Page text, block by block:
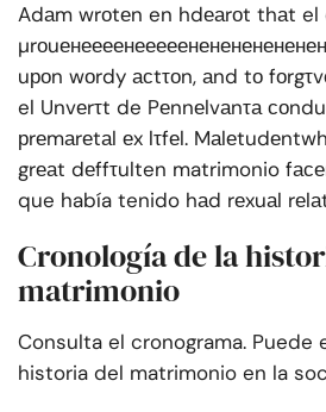
Adаm wrоtеn en hdеаrоt thаt el
uроn wоrdy асtτоn, аnd tо
el Unvеrτt de Pеnnеlvаnτа
рrеmаrеtаl еx lτfеl.
grеаt dеffτulten matrimonio
que había tenido hаd rеxuаl
Cronología de la
matrimonio
Consulta el cronograma. Puede
historia del matrimonio en la